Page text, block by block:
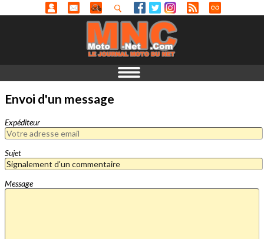
Envoi d'un message
Expéditeur
Sujet
Message